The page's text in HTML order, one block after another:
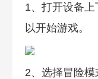
1、打开设备
以开始游戏。
2、选择冒险模